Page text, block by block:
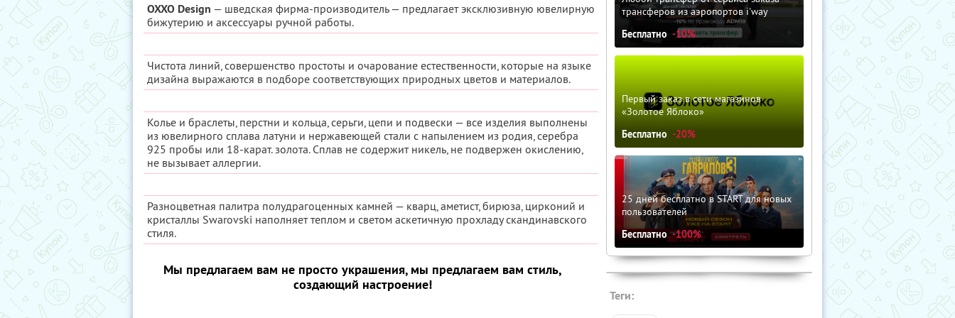
OXXO Design — шведская фирма-производитель — предлагает эксклюзивную ювелирную
бижутерию и аксессуары ручной работы.
Чистота линий, совершенство простоты и очарование естественности, которые на языке
дизайна выражаются в подборе соответствующих природных цветов и материалов.
Колье и браслеты, перстни и кольца, серьги, цепи и подвески — все изделия выполнены
из ювелирного сплава латуни и нержавеющей стали с напылением из родия, серебра
925 пробы или 18-карат. золота. Сплав не содержит никель, не подвержен окислению,
не вызывает аллергии.
Разноцветная палитра полудрагоценных камней — кварц, аметист, бирюза, цирконий и
кристаллы Swarovski наполняет теплом и светом аскетичную прохладу скандинавского
стиля.
Мы предлагаем вам не просто украшения, мы предлагаем вам стиль,
создающий настроение!
трансферов из аэропортов i'way
Бесплатно -10%
Первый заказ в сети магазинов
«Золотое Яблоко»
Бесплатно -20%
25 дней бесплатно в START для новых
пользователей
Бесплатно -100%
Теги: